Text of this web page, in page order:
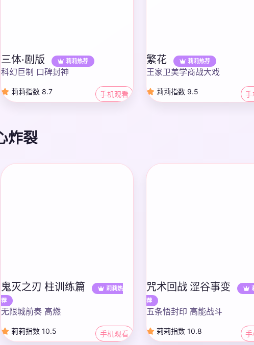
三体·剧版 莉莉热荐
科幻巨制 口碑封神
莉莉指数 8.7 手机观看
繁花 莉莉热荐
王家卫美学商战大戏
莉莉指数 9.5 手
炸裂
鬼灭之刃 柱训练篇
莉莉热
荐
无限城前奏 高燃
莉莉指数 10.5 手机观看
咒术回战 涩谷事变
荐
五条悟封印 高能战斗
莉莉指数 10.8 手